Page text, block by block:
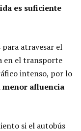
es suficiente
atravesar el
en el transporte
intenso, por lo
afluencia
si el autobús